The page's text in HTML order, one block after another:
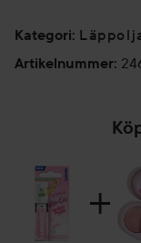
Kategori:
Artikelnummer: